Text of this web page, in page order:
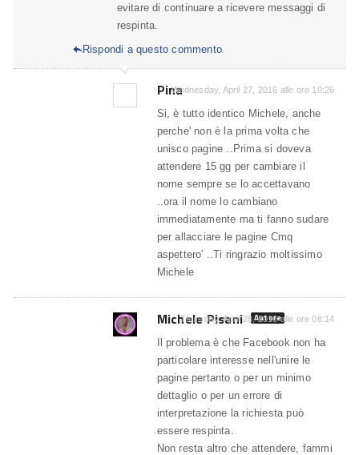
evitare di continuare a ricevere messaggi di
respinta.
Rispondi a questo commento
PinaWednesday, April 27, 2016 alle ore 10:26
Si, è tutto identico Michele, anche
perche' non è la prima volta che
unisco pagine ..Prima si doveva
attendere 15 gg per cambiare il
nome sempre se lo accettavano
..ora il nome lo cambiano
immediatamente ma ti fanno sudare
per allacciare le pagine Cmq
aspettero' ..Ti ringrazio moltissimo
Michele
Michele Pisani Autore
Thursday, April 28, 2016 alle ore 08:14
Il problema è che Facebook non ha
particolare interesse nell'unire le
pagine pertanto o per un minimo
dettaglio o per un errore di
interpretazione la richiesta può
essere respinta.
Non resta altro che attendere, fammi